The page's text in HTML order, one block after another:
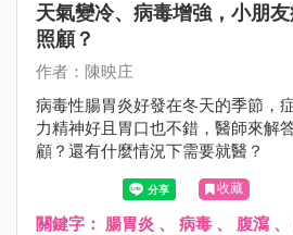
天氣變冷、病毒增強，小朋
照顧？
作者：陳映庄
病毒性腸胃炎好發在冬天的季節，
力精神好且胃口也不錯，醫師來解
顧？還有什麼情況下需要就醫？
收藏
關鍵字： 腸胃炎 、 病毒 、 腹瀉 、